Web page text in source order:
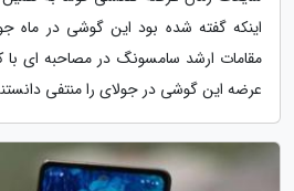
اینکه گفته شده بود این گوشی در ماه
عرضه این گوشی در جولای را منتفی